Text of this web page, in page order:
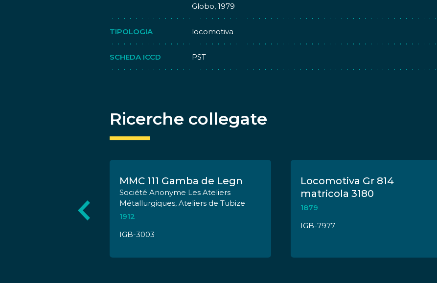
Globo, 1979
TIPOLOGIA locomotiva
SCHEDA ICCD PST
Ricerche collegate
MMC 111 Gamba de Legn
Société Anonyme Les Ateliers
Métallurgiques, Ateliers de Tubize
1912
IGB-3003
Locomotiva Gr 814
matricola 3180
1879
IGB-7977